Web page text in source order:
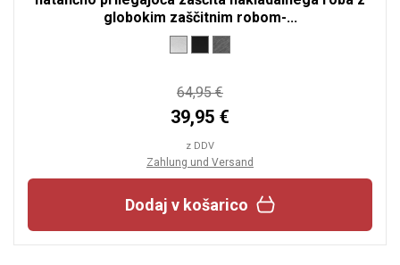
globokim zaščitnim robom-...
64,95 €
39,95 €
z DDV
Zahlung und Versand
Dodaj v košarico